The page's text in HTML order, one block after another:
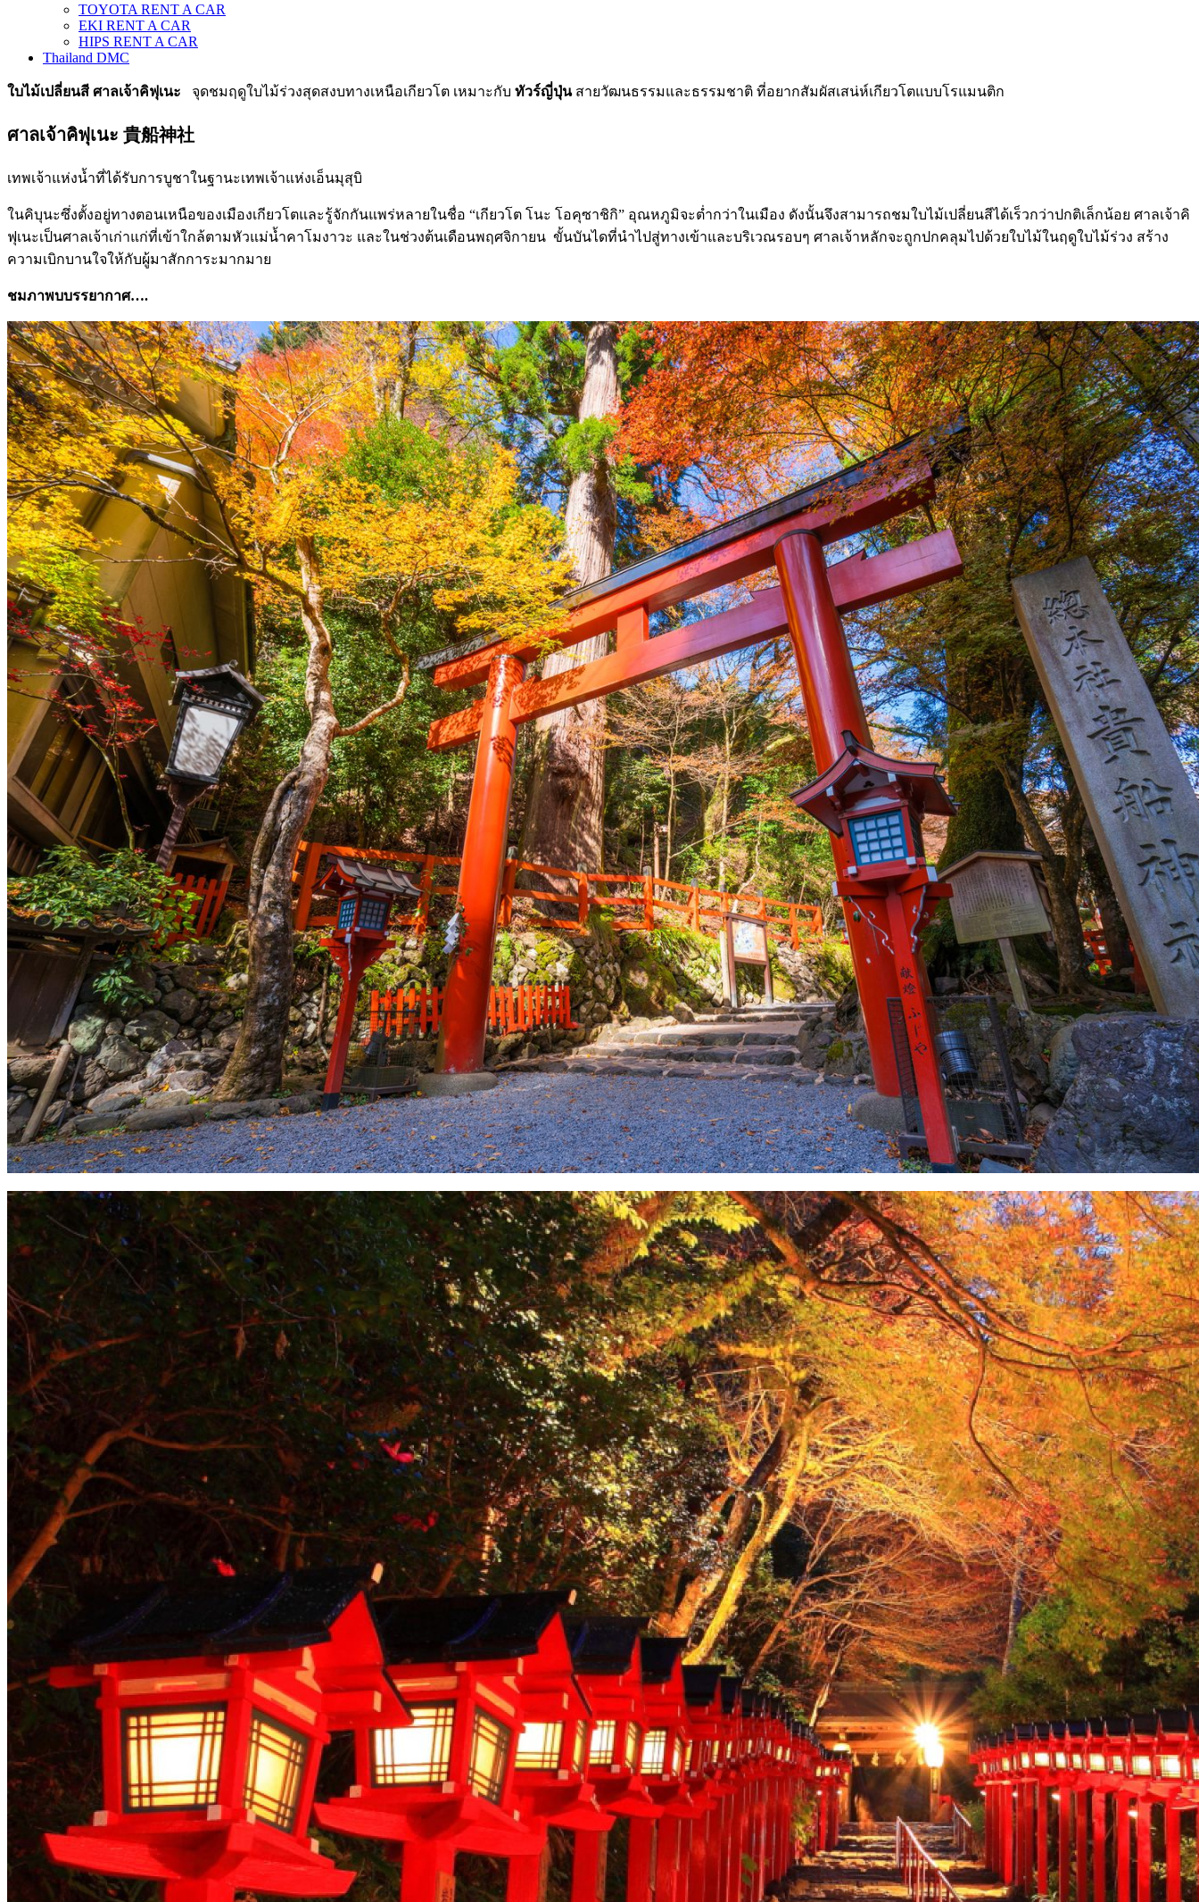
TOYOTA RENT A CAR
EKI RENT A CAR
HIPS RENT A CAR
Thailand DMC
ใบไม้เปลี่ยนสี ศาลเจ้าคิฟุเนะ จุดชมฤดูใบไม้ร่วงสุดสงบทางเหนือเกียวโต เหมาะกับ ทัวร์ญี่ปุ่นสายวัฒนธรรมและธรรมชาติ ที่อยากสัมผัสเสน่ห์เกียวโตแบบโรแมนติก
ศาลเจ้าคิฟุเนะ 貴船神社
เทพเจ้าแห่งน้ำที่ได้รับการบูชาในฐานะเทพเจ้าแห่งเอ็นมุสุบิ
ในคิบุนะซึ่งตั้งอยู่ทางตอนเหนือของเมืองเกียวโตและรู้จักกันแพร่หลายในชื่อ “เกียวโต โนะ โอคุซาชิกิ” อุณหภูมิจะต่ำกว่าในเมือง ดังนั้นจึงสามารถชมใบไม้เปลี่ยนสีได้เร็วกว่าปกติเล็กน้อย ศาลเจ้าคิ
ฟุเนะเป็นศาลเจ้าเก่าแก่ที่เข้าใกล้ตามหัวแม่น้ำคาโมงาวะ และในช่วงต้นเดือนพฤศจิกายน ขั้นบันไดที่นำไปสู่ทางเข้าและบริเวณรอบๆ ศาลเจ้าหลักจะถูกปกคลุมไปด้วยใบไม้ในฤดูใบไม้ร่วง สร้าง
ความเบิกบานใจให้กับผู้มาสักการะมากมาย
ชมภาพบบรรยากาศ….